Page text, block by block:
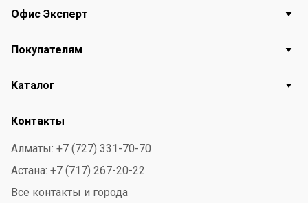
Офис Эксперт
Покупателям
Каталог
Контакты
Алматы: +7 (727) 331-70-70
Астана: +7 (717) 267-20-22
Все контакты и города